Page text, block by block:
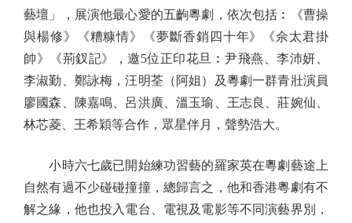
藝壇」，展演他最心愛的五齣粵劇，依次包括︰《曹操
與楊修》《糟糠情》《夢斷香銷四十年》《佘太君掛
帥》《荊釵記》，邀5位正印花旦︰尹飛燕、李沛妍、
李淑勤、鄭詠梅，汪明荃（阿姐）及粵劇一群青壯演員
廖國森、陳嘉鳴、呂洪廣、溫玉瑜、王志良、莊婉仙、
林芯菱、王希穎等合作，眾星伴月，聲勢浩大。
小時六七歲已開始練功習藝的羅家英在粵劇藝途上
自然有過不少碰碰撞撞，總歸言之，他和香港粵劇有不
解之緣，他也投入電台、電視及電影等不同演藝界別，